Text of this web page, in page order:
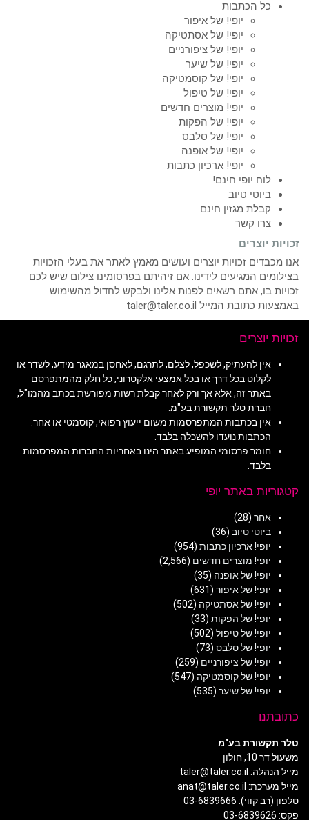
כל הכתבות
יופי! של איפור
יופי! של אסתטיקה
יופי! של ציפורניים
יופי! של שיער
יופי! של קוסמטיקה
יופי! של טיפול
יופי! מוצרים חדשים
יופי! של הפקות
יופי! של סלבס
יופי! של אופנה
יופי! ארכיון כתבות
לוח יופי חינם!
ביוטי טיוב
קבלת מגזין חינם
צרו קשר
זכויות יוצרים
אנו מכבדים זכויות יוצרים ועושים מאמץ לאתר את בעלי הזכויות
בצילומים המגיעים לידינו. אם זיהיתם בפרסומינו צילום שיש לכם
זכויות בו, אתם רשאים לפנות אלינו ולבקש לחדול מהשימוש
באמצעות כתובת המייל taler@taler.co.il
זכויות יוצרים
אין להעתיק, לשכפל, לצלם, לתרגם, לאחסן במאגר מידע, לשדר או
לקלוט בכל דרך או בכל אמצעי אלקטרוני, כל חלק מהמתפרסם
באתר זה, אלא אך ורק לאחר קבלת רשות מפורשת בכתב מהמו"ל,
חברת טלר תקשורת בע"מ.
אין בכתבות המתפרסמות משום ייעוץ רפואי, קוסמטי או אחר.
הכתבות נועדו להשכלה בלבד.
חומר פרסומי המופיע באתר הינו באחריות החברות המפרסמות
בלבד.
קטגוריות באתר יופי
אחר (28)
ביוטי טיוב (36)
יופי! ארכיון כתבות (954)
יופי! מוצרים חדשים (2,566)
יופי! של אופנה (35)
יופי! של איפור (631)
יופי! של אסתטיקה (502)
יופי! של הפקות (33)
יופי! של טיפול (502)
יופי! של סלבס (73)
יופי! של ציפורניים (259)
יופי! של קוסמטיקה (547)
יופי! של שיער (535)
כתובתנו
טלר תקשורת בע"מ
משעול דר 10, חולון
מייל הנהלה: taler@taler.co.il
מייל מערכת: anat@taler.co.il
טלפון (רב קווי): 03-6839666
פקס: 03-6839626